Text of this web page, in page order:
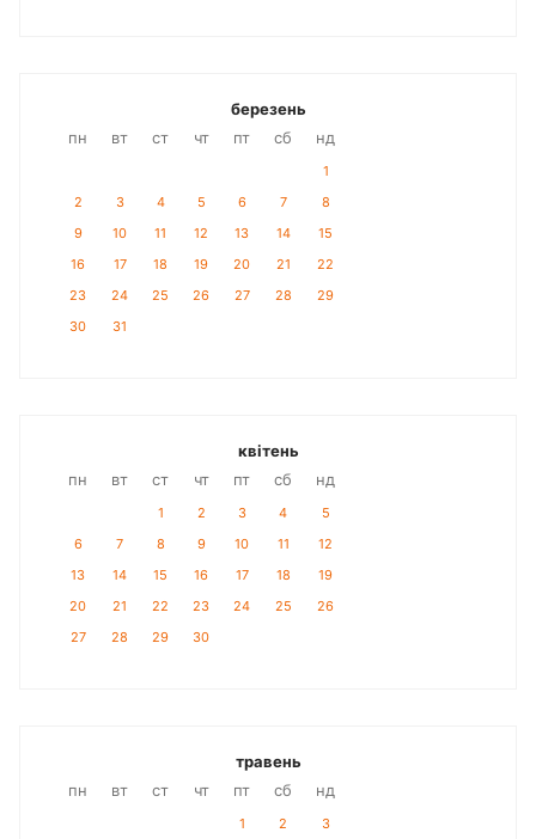
березень
пн
вт ст чт пт сб нд
1
2
3 4 5 6 7
8
9
10 11 12 13 14
15
16
17 18 19 20 21
22
23
24 25 26 27 28
29
30
31
квітень
пн
вт ст чт пт сб нд
1 2 3 4
5
6
7 8 9 10 11
12
13
14 15 16 17 18
19
20
21 22 23 24 25
26
27
28 29 30
травень
пн
вт ст чт пт сб нд
1 2 3